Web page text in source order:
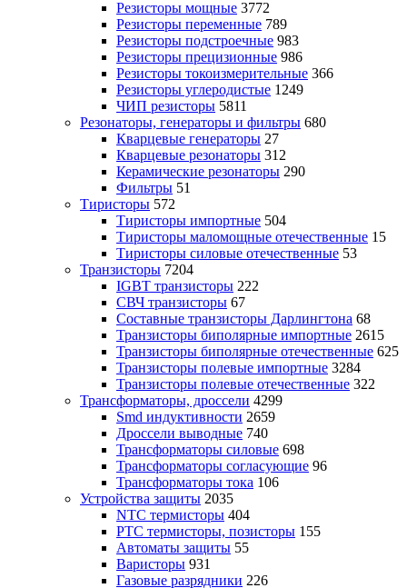
Резисторы мощные 3772
Резисторы переменные 789
Резисторы подстроечные 983
Резисторы прецизионные 986
Резисторы токоизмерительные 366
Резисторы углеродистые 1249
ЧИП резисторы 5811
Резонаторы, генераторы и фильтры 680
Кварцевые генераторы 27
Кварцевые резонаторы 312
Керамические резонаторы 290
Фильтры 51
Тиристоры 572
Тиристоры импортные 504
Тиристоры маломощные отечественные 15
Тиристоры силовые отечественные 53
Транзисторы 7204
IGBT транзисторы 222
СВЧ транзисторы 67
Составные транзисторы Дарлингтона 68
Транзисторы биполярные импортные 2615
Транзисторы биполярные отечественные 625
Транзисторы полевые импортные 3284
Транзисторы полевые отечественные 322
Трансформаторы, дроссели 4299
Smd индуктивности 2659
Дроссели выводные 740
Трансформаторы силовые 698
Трансформаторы согласующие 96
Трансформаторы тока 106
Устройства защиты 2035
NTC термисторы 404
PTC термисторы, позисторы 155
Автоматы защиты 55
Варисторы 931
Газовые разрядники 226